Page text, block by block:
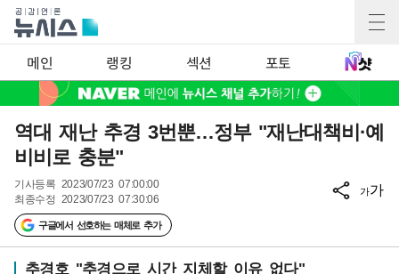
메인 랭킹 섹션 포토
역대 재난 추경 3번뿐…정부 "재난대책비·예
비비로 충분"
기사등록 2023/07/23 07:00:00
최종수정 2023/07/23 07:30:06
구글에서 선호하는 매체로 추가
가가
추경호 "추경으로 시간 지체할 이유 없다"